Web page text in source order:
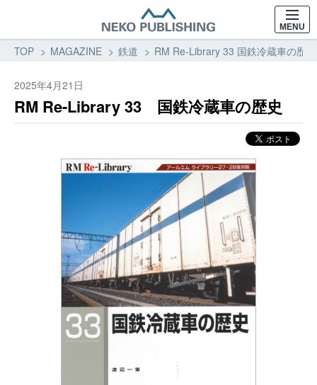
MENU
TOP MAGAZINE 鉄道 RM Re-Library 33 国鉄冷蔵車の歴
2025年4月21日
RM Re-Library 33 国鉄冷蔵車の歴史